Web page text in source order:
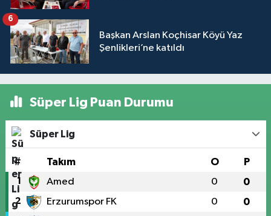
Başkan Arslan Koçhisar Köyü Yaz
Şenlikleri’ne katıldı
6
Süper Lig Puan Durumu
Süper Lig
# Takım O P
1 Amed 0 0
2 Erzurumspor FK 0 0